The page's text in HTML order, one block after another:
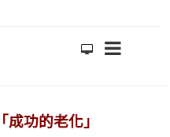
「成功的老化」